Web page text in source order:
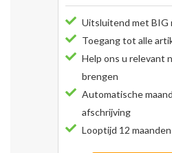
Uitsluitend met BIG
Toegang tot alle
Help ons u relevant
brengen
Automatische
afschrijving
Looptijd 12 maanden